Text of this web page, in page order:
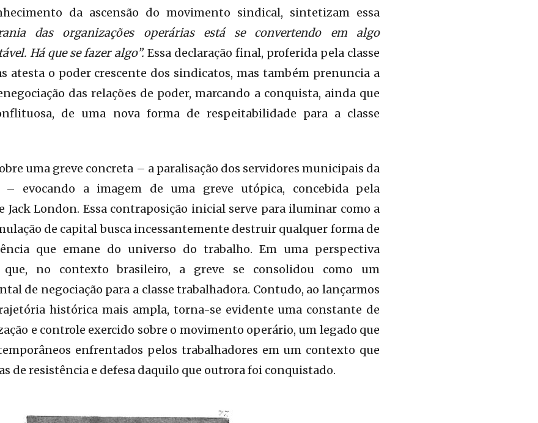
da ascensão do movimento sindical, sintetizam essa
das organizações operárias está se convertendo em algo
Há que se fazer algo”. Essa declaração final, proferida pela classe
atesta o poder crescente dos sindicatos, mas também prenuncia a
das relações de poder, marcando a conquista, ainda que
de uma nova forma de respeitabilidade para a classe
uma greve concreta – a paralisação dos servidores municipais da
– evocando a imagem de uma greve utópica, concebida pela
London. Essa contraposição inicial serve para iluminar como a
de capital busca incessantemente destruir qualquer forma de
que emane do universo do trabalho. Em uma perspectiva
no contexto brasileiro, a greve se consolidou como um
de negociação para a classe trabalhadora. Contudo, ao lançarmos
histórica mais ampla, torna-se evidente uma constante de
e controle exercido sobre o movimento operário, um legado que
enfrentados pelos trabalhadores em um contexto que
de resistência e defesa daquilo que outrora foi conquistado.